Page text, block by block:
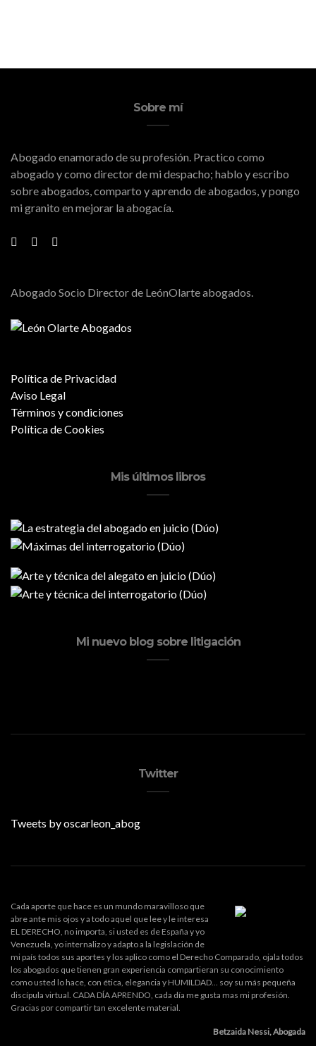
Sobre mí
Abogado enamorado de su profesión. Practico como
abogado y como director de mi despacho; hablo y escribo
sobre abogados, comparto y aprendo de abogados, y pongo
mi granito en mejorar la abogacía.
Abogado Socio Director de LeónOlarte abogados.
Política de Privacidad
Aviso Legal
Términos y condiciones
Política de Cookies
Mis últimos libros
Mi nuevo blog sobre litigación
Twitter
Tweets by oscarleon_abog
Cada aporte que hace es un mundo maravilloso que
abre ante mis ojos y a todo aquel que lee y le interesa
EL DERECHO, no importa, si usted es de España y yo
Venezuela, yo internalizo y adapto a la legislación de
mi país todos sus aportes y los aplico como el Derecho Comparado, ojala todos
los abogados que tienen gran experiencia compartieran su conocimiento
como usted lo hace, con ética, elegancia y HUMILDAD... soy su más pequeña
discípula virtual. CADA DÍA APRENDO, cada día me gusta mas mi profesión.
Gracias por compartir tan excelente material.
Betzaida Nessi, Abogada